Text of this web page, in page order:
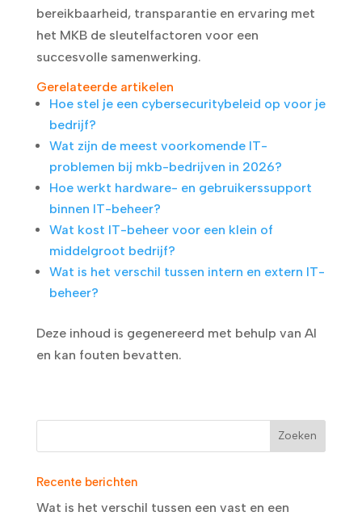
bereikbaarheid, transparantie en ervaring met
het MKB de sleutelfactoren voor een
succesvolle samenwerking.
Gerelateerde artikelen
Hoe stel je een cybersecuritybeleid op voor je
bedrijf?
Wat zijn de meest voorkomende IT-
problemen bij mkb-bedrijven in 2026?
Hoe werkt hardware- en gebruikerssupport
binnen IT-beheer?
Wat kost IT-beheer voor een klein of
middelgroot bedrijf?
Wat is het verschil tussen intern en extern IT-
beheer?
Deze inhoud is gegenereerd met behulp van AI
en kan fouten bevatten.
Recente berichten
Wat is het verschil tussen een vast en een